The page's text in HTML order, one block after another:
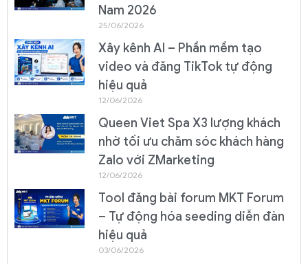
Nam 2026
25/06/2026
Xây kênh AI – Phần mềm tạo
video và đăng TikTok tự động
hiệu quả
12/06/2026
Queen Viet Spa X3 lượng khách
nhờ tối ưu chăm sóc khách hàng
Zalo với ZMarketing
12/06/2026
Tool đăng bài forum MKT Forum
– Tự động hóa seeding diễn đàn
hiệu quả
03/06/2026